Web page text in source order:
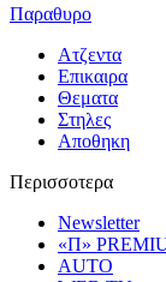
Παραθυρο
Ατζεντα
Επικαιρα
Θεματα
Στηλες
Αποθηκη
Περισσοτερα
Newsletter
«Π»
AUTO